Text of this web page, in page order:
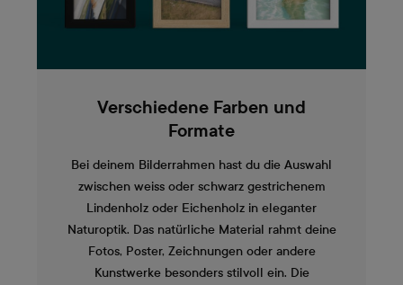
Verschiedene Farben und
Formate
Bei deinem Bilderrahmen hast du die Auswahl
zwischen weiss oder schwarz gestrichenem
Lindenholz oder Eichenholz in eleganter
Naturoptik. Das natürliche Material rahmt deine
Fotos, Poster, Zeichnungen oder andere
Kunstwerke besonders stilvoll ein. Die